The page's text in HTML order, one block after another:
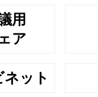
用
ア
ネット